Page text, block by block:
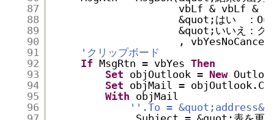
87
88
89
90
91
92
93
94
95
96
vbLf & vbLf & _
&quot;はい　：
&quot;いいえ：
,
'クリップボード
If MsgRtn = vbYes Then
Set objOutlook = New
Set objMail =
With objMail
''.To =